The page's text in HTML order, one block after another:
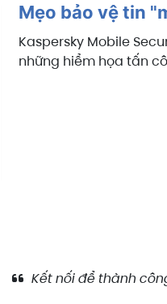
Mẹo bảo vệ tin
Kaspersky Mobile
những hiểm họa tấn
Kết nối để thành